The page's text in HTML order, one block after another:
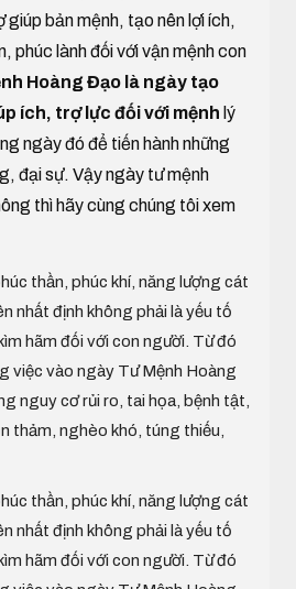
giúp bản mệnh, tạo nên lợi ích,
phúc lành đối với vận mệnh con
Hoàng Đạo là ngày tạo
ích, trợ lực đối với mệnh lý
ngày đó để tiến hành những
đại sự. Vậy ngày tư mệnh
thì hãy cùng chúng tôi xem
thần, phúc khí, năng lượng cát
nhất định không phải là yếu tố
hãm đối với con người. Từ đó
việc vào ngày Tư Mệnh Hoàng
nguy cơ rủi ro, tai họa, bệnh tật,
thảm, nghèo khó, túng thiếu,
thần, phúc khí, năng lượng cát
nhất định không phải là yếu tố
hãm đối với con người. Từ đó